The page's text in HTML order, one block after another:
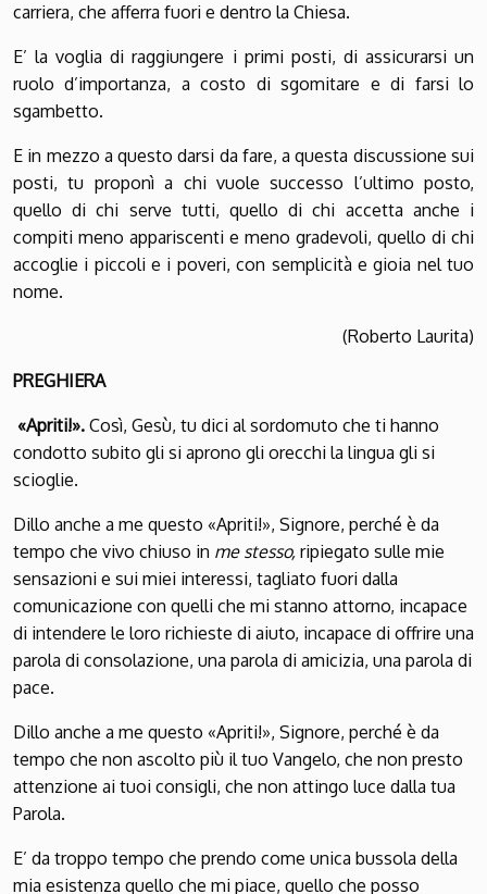
carriera, che afferra fuori e dentro la Chiesa.
E’ la voglia di raggiungere i primi posti, di assicurarsi un
ruolo d’importanza, a costo di sgomitare e di farsi lo
sgambetto.
E in mezzo a questo darsi da fare, a questa discussione sui
posti, tu proponì a chi vuole successo l’ultimo posto,
quello di chi serve tutti, quello di chi accetta anche i
compiti meno appariscenti e meno gradevoli, quello di chi
accoglie i piccoli e i poveri, con semplicità e gioia nel tuo
nome.
(Roberto Laurita)
PREGHIERA
«Apriti!». Così, Gesù, tu dici al sordomuto che ti hanno
condotto subito gli si aprono gli orecchi la lingua gli si
scioglie.
Dillo anche a me questo «Apriti!», Signore, perché è da
tempo che vivo chiuso in me stesso, ripiegato sulle mie
sensazioni e sui miei interessi, tagliato fuori dalla
comunicazione con quelli che mi stanno attorno, incapace
di intendere le loro richieste di aiuto, incapace di offrire una
parola di consolazione, una parola di amicizia, una parola di
pace.
Dillo anche a me questo «Apriti!», Signore, perché è da
tempo che non ascolto più il tuo Vangelo, che non presto
attenzione ai tuoi consigli, che non attingo luce dalla tua
Parola.
E’ da troppo tempo che prendo come unica bussola della
mia esistenza quello che mi piace, quello che posso